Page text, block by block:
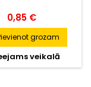
Cena
0,85 €
grozam
veikalā